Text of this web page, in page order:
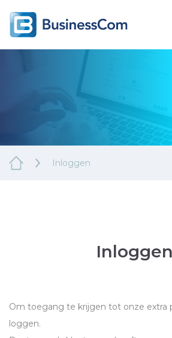
Inloggen
Inloggen
Om toegang te krijgen tot onze extra
loggen.